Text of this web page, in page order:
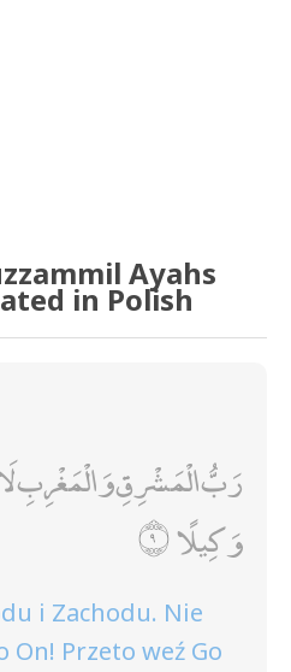
Ayahs
in Polish
رَبُّ الْمَشْرِقِ وَالْمَغْرِبِ لَا
وَكِيلًا
i Zachodu. Nie
On! Przeto weź Go